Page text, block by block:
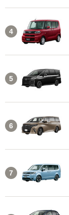
4
5
6
7